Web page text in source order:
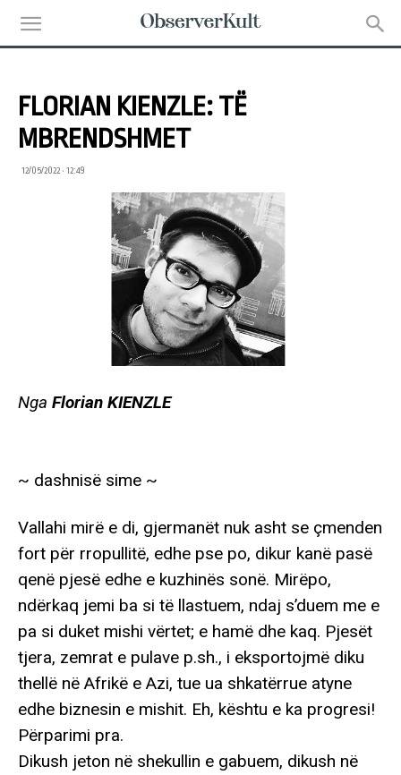
FLORIAN KIENZLE: TË
MBRENDSHMET
12/05/2022 • 12:49
Nga Florian KIENZLE
~ dashnisë sime ~
Vallahi mirë e di, gjermanët nuk asht se çmenden
fort për rropullitë, edhe pse po, dikur kanë pasë
qenë pjesë edhe e kuzhinës sonë. Mirëpo,
ndërkaq jemi ba si të llastuem, ndaj s’duem me e
pa si duket mishi vërtet; e hamë dhe kaq. Pjesët
tjera, zemrat e pulave p.sh., i eksportojmë diku
thellë në Afrikë e Azi, tue ua shkatërrue atyne
edhe biznesin e mishit. Eh, kështu e ka progresi!
Përparimi pra.
Dikush jeton në shekullin e gabuem, dikush në